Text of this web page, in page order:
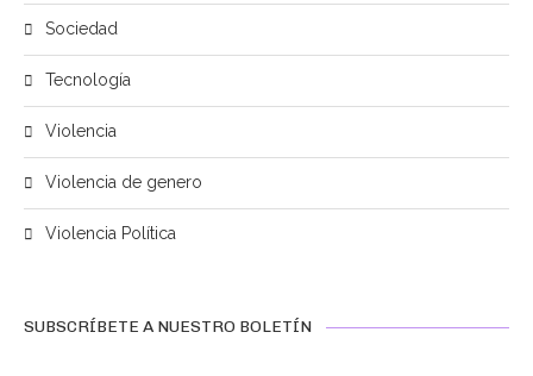
Sociedad
Tecnología
Violencia
Violencia de genero
Violencia Política
SUBSCRÍBETE A NUESTRO BOLETÍN